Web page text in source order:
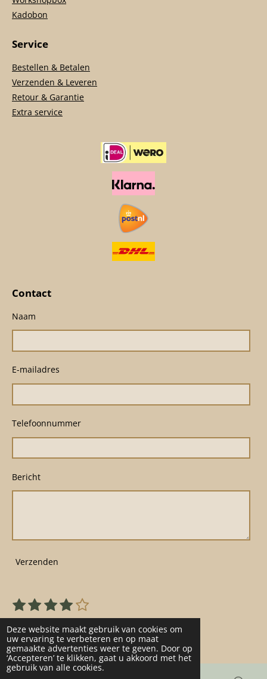
Deze website maakt gebruik van cookies om
uw ervaring te verbeteren en op maat
gemaakte advertenties weer te geven. Door op
‘Accepteren’ te klikken, gaat u akkoord met het
gebruik van alle cookies.
Kadobon
Service
Bestellen & Betalen
Verzenden & Leveren
Retour & Garantie
Extra service
Contact
Naam
E-mailadres
Telefoonnummer
Bericht
Verzenden
R
a
t
i
n
1
s
t
e
r
2
s
t
e
r
3
s
t
e
r
4
s
t
e
r
5
s
t
e
r
S
e
m
m
e
n
22 stemmen